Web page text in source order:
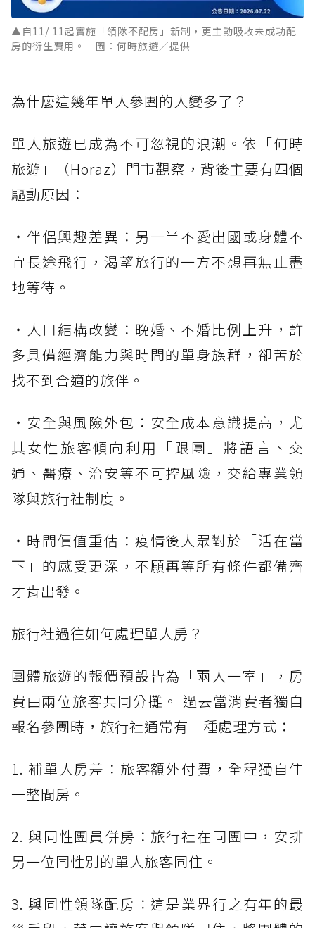
▲自11/ 11起實施「領隊不配房」新制，更主動吸收未成功配
房的衍生費用。 圖：何時旅遊／提供
為什麼這幾年單人參團的人變多了？
單人旅遊已成為不可忽視的浪潮。依「何時
旅遊」（Horaz）門市觀察，背後主要有四個
驅動原因：
・伴侶興趣差異：另一半不愛出國或身體不
宜長途飛行，渴望旅行的一方不想再無止盡
地等待。
・人口結構改變：晚婚、不婚比例上升，許
多具備經濟能力與時間的單身族群，卻苦於
找不到合適的旅伴。
・安全與風險外包：安全成本意識提高，尤
其女性旅客傾向利用「跟團」將語言、交
通、醫療、治安等不可控風險，交給專業領
隊與旅行社制度。
・時間價值重估：疫情後大眾對於「活在當
下」的感受更深，不願再等所有條件都備齊
才肯出發。
旅行社過往如何處理單人房？
團體旅遊的報價預設皆為「兩人一室」，房
費由兩位旅客共同分攤。 過去當消費者獨自
報名參團時，旅行社通常有三種處理方式：
1. 補單人房差：旅客額外付費，全程獨自住
一整間房。
2. 與同性團員併房：旅行社在同團中，安排
另一位同性別的單人旅客同住。
3. 與同性領隊配房：這是業界行之有年的最